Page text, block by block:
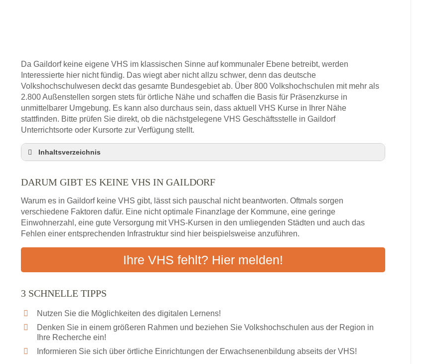
Da Gaildorf keine eigene VHS im klassischen Sinne auf kommunaler Ebene betreibt, werden
Interessierte hier nicht fündig. Das wiegt aber nicht allzu schwer, denn das deutsche
Volkshochschulwesen deckt das gesamte Bundesgebiet ab. Über 800 Volkshochschulen mit mehr als
2.800 Außenstellen sorgen stets für örtliche Nähe und schaffen die Basis für Präsenzkurse in
unmittelbarer Umgebung. Es kann also durchaus sein, dass aktuell VHS Kurse in Ihrer Nähe
stattfinden. Bitte prüfen Sie direkt, ob die nächstgelegene VHS Geschäftsstelle in Gaildorf
Unterrichtsorte oder Kursorte zur Verfügung stellt.
Inhaltsverzeichnis
3 schnelle Tipps
Abendschule in der Region rund um Gaildorf
VHS steht für Erwachsenenbildung
Online-Kurse: Alternative Angebote zum VHS-Kurs
Checkliste: Darauf kommt es bei Bildungsangeboten an
DARUM GIBT ES KEINE VHS IN GAILDORF
Warum es in Gaildorf keine VHS gibt, lässt sich pauschal nicht beantworten. Oftmals sorgen
verschiedene Faktoren dafür. Eine nicht optimale Finanzlage der Kommune, eine geringe
Einwohnerzahl, eine gute Versorgung mit VHS-Kursen in den umliegenden Städten und auch das
Fehlen einer entsprechenden Infrastruktur sind hier beispielsweise anzuführen.
Ihre VHS fehlt? Hier melden!
3 SCHNELLE TIPPS
Nutzen Sie die Möglichkeiten des digitalen Lernens!
Denken Sie in einem größeren Rahmen und beziehen Sie Volkshochschulen aus der Region in
Ihre Recherche ein!
Informieren Sie sich über örtliche Einrichtungen der Erwachsenenbildung abseits der VHS!